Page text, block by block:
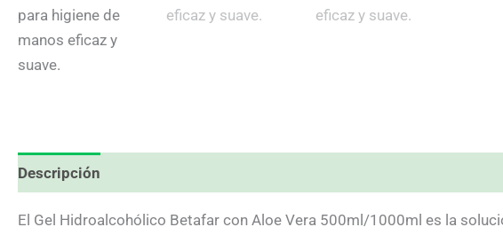
Descripción
El Gel Hidroalcohólico Betafar con Aloe Vera 500ml/1000ml es la